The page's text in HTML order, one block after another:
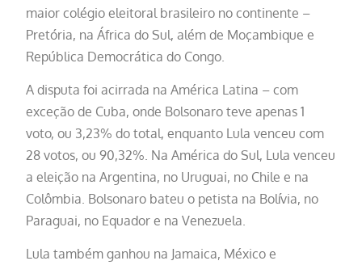
maior colégio eleitoral brasileiro no continente –
Pretória, na África do Sul, além de Moçambique e
República Democrática do Congo.
A disputa foi acirrada na América Latina – com
exceção de Cuba, onde Bolsonaro teve apenas 1
voto, ou 3,23% do total, enquanto Lula venceu com
28 votos, ou 90,32%. Na América do Sul, Lula venceu
a eleição na Argentina, no Uruguai, no Chile e na
Colômbia. Bolsonaro bateu o petista na Bolívia, no
Paraguai, no Equador e na Venezuela.
Lula também ganhou na Jamaica, México e